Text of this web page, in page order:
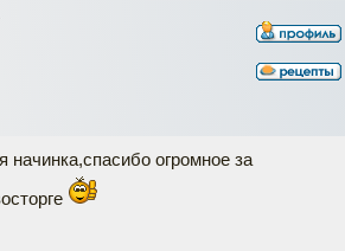
начинка,спасибо огромное за